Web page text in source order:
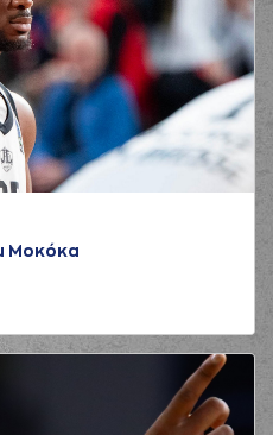
Μοκόκα